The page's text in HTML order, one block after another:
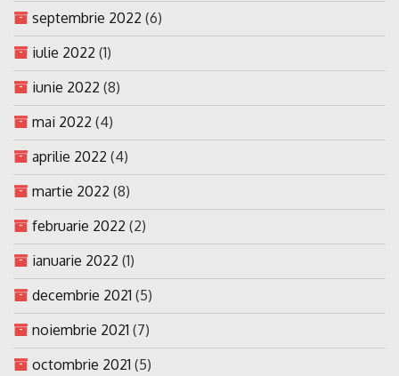
septembrie 2022 (6)
iulie 2022 (1)
iunie 2022 (8)
mai 2022 (4)
aprilie 2022 (4)
martie 2022 (8)
februarie 2022 (2)
ianuarie 2022 (1)
decembrie 2021 (5)
noiembrie 2021 (7)
octombrie 2021 (5)